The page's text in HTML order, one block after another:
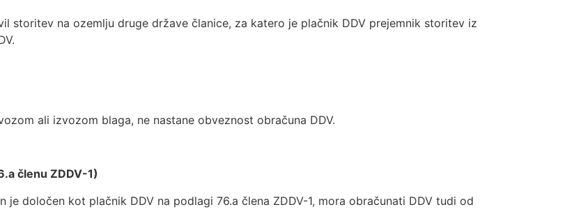
storitev na ozemlju druge države članice, za katero je plačnik DDV prejemnik storitev iz
ali izvozom blaga, ne nastane obveznost obračuna DDV.
členu ZDDV-1)
je določen kot plačnik DDV na podlagi 76.a člena ZDDV-1, mora obračunati DDV tudi od